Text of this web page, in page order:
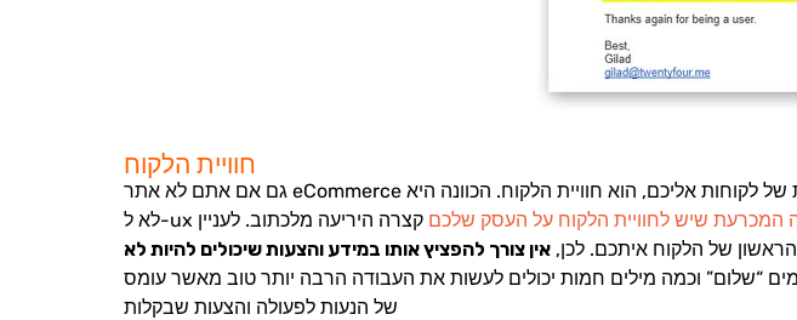
חוויית הלקוח
גם אם אתם לא אתר eCommerce מסחרי גדול, אך עדיין מוכרים מוצר או שירות, אחד הגורמים המשפיעים ביותר על מסירות של לקוחות אליכם, הוא חוויית הלקוח. הכוונה היא
המכרעת שיש לחוויית הלקוח על העסק שלכם קצרה היריעה מלכתוב. לעניין
הראשון של הלקוח איתכם. לכן, אין צורך להפציץ אותו במידע והצעות שיכולים להיות לא
“שלום” וכמה מילים חמות יכולים לעשות את העבודה הרבה יותר טוב מאשר עומס
של הנעות לפעולה והצעות שבקלות